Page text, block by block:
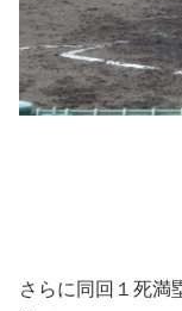
さらに同回１死満